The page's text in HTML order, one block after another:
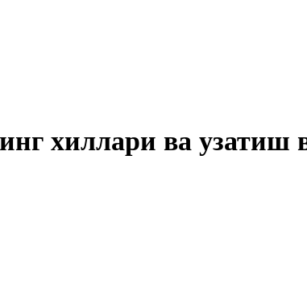
хиллари ва узатиш